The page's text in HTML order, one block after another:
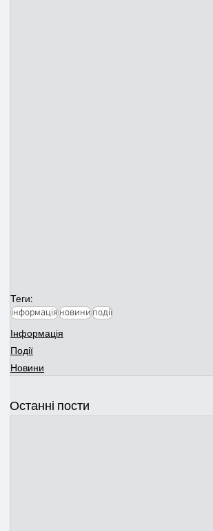
Теги:
інформаціяновиниподії
Інформація
Події
Новини
Останні пости